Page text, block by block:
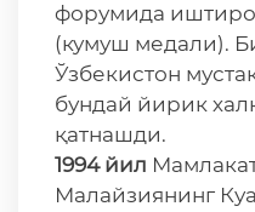
форумида
(кумуш медали).
Ўзбекистон
бундай йирик
қатнашди.
1994 йил
Малайзиянинг